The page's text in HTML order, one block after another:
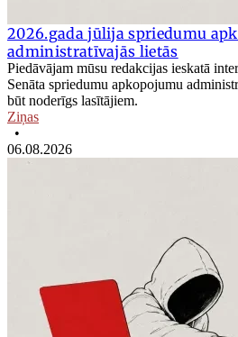
2026.gada jūlija spriedumu
administratīvajās lietās
Piedāvājam mūsu redakcijas ieskatā
Senāta spriedumu apkopojumu
būt noderīgs lasītājiem.
Ziņas
•
06.08.2026